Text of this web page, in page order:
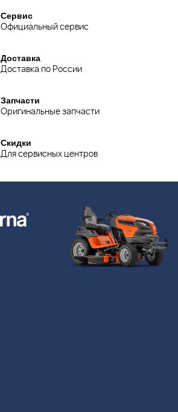
Сервис
Официальный сервис
Доставка
Доставка по России
Запчасти
Оригинальные запчасти
Скидки
Для сервисных центров